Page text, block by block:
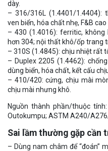
dày.
– 316/316L (1.4401/1.4404):
ven biển, hóa chất nhẹ, F&B cao
– 430 (1.4016): ferritic,
hơn 304; nội thất khô/ốp trang
– 310S (1.4845): chịu nhiệt rất
– Duplex 2205 (1.4462):
dùng biển, hóa chất, kết cấu
– 410/420: cứng, chịu mài
chịu mài nhưng khô.
Nguồn thành phần/thuộc
Outokumpu; ASTM A240/
Sai lầm thường gặp cần
– Dùng nam châm để “đoán”